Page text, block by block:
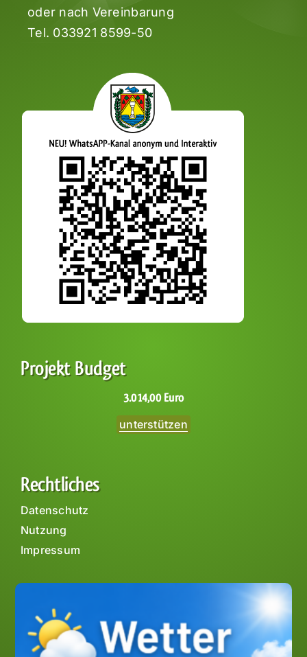
oder nach Vereinbarung
Tel. 033921 8599-50
Projekt Budget
3.014,00 Euro
unterstützen
Rechtliches
Datenschutz
Nutzung
Impressum